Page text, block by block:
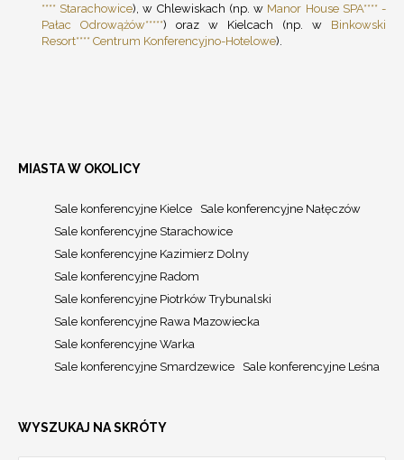
**** Starachowice), w Chlewiskach (np. w Manor House SPA**** -
Pałac Odrowążów*****) oraz w Kielcach (np. w Binkowski
Resort**** Centrum Konferencyjno-Hotelowe).
MIASTA W OKOLICY
Sale konferencyjne Kielce
Sale konferencyjne Nałęczów
Sale konferencyjne Starachowice
Sale konferencyjne Kazimierz Dolny
Sale konferencyjne Radom
Sale konferencyjne Piotrków Trybunalski
Sale konferencyjne Rawa Mazowiecka
Sale konferencyjne Warka
Sale konferencyjne Smardzewice
Sale konferencyjne Leśna
WYSZUKAJ NA SKRÓTY